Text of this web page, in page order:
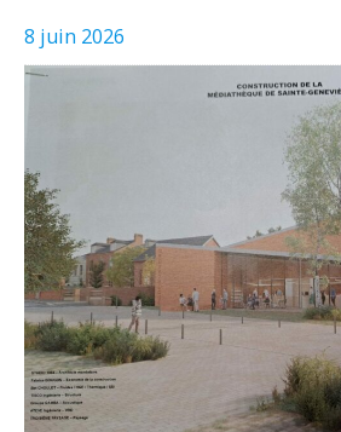
8 juin 2026